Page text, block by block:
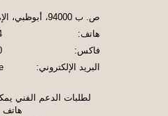
ص. ب 94000، أبوظبي، الإمارات العربية المتحدة
هاتف:
فاكس:
البريد الإلكتروني:
لطلبات الدعم الفني
هاتف